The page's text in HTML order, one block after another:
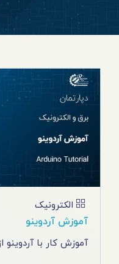
الکترونیک
آموزش آردوینو
آموزش کار با آردوینو